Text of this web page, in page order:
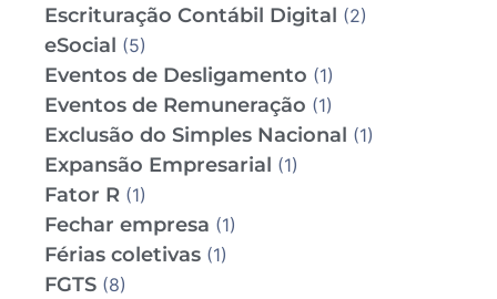
Escrituração Contábil Digital (2)
eSocial (5)
Eventos de Desligamento (1)
Eventos de Remuneração (1)
Exclusão do Simples Nacional (1)
Expansão Empresarial (1)
Fator R (1)
Fechar empresa (1)
Férias coletivas (1)
FGTS (8)